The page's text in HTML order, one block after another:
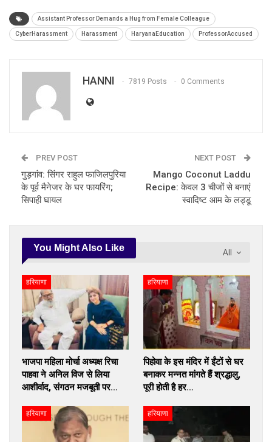
Assistant Professor Demands a Hug from Female Colleague
CyberHarassment Harassment HaryanaEducation ProfessorAccused
HANNI 7819 Posts 0 Comments
PREV POST
गुड़गांव: सिंगर राहुल फाजिलपुरिया
के पूर्व मैनेजर के घर फायरिंग;
सिपाही घायल
NEXT POST
Mango Coconut Laddu
Recipe: केवल 3 चीजों से बनाएं
स्वादिष्ट आम के लड्डू
All
You Might Also Like
हरियाणा
भाजपा महिला मोर्चा अध्यक्ष रिचा
पाहवा ने अनिल विज से लिया
आशीर्वाद, संगठन मजबूती पर…
हरियाणा
पिहोवा के इस मंदिर में ईंटों से घर
बनाकर मन्नत मांगते हैं श्रद्धालु,
पूरी होती है हर…
हरियाणा हरियाणा